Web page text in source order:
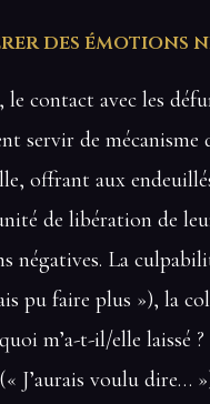
des émotions
le contact avec les
servir de mécanisme
offrant aux
de libération de
négatives. La
pu faire plus »), la
m’a-t-il/elle laissé ?
J’aurais voulu dire…